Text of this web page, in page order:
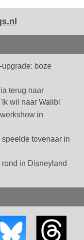
boze
terug naar
wil naar Walibi'
in
tovenaar in
in Disneyland